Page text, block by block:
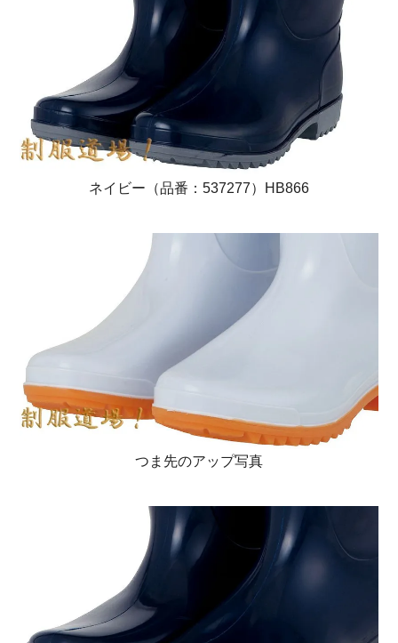
ネイビー（品番：537277）HB866
つま先のアップ写真